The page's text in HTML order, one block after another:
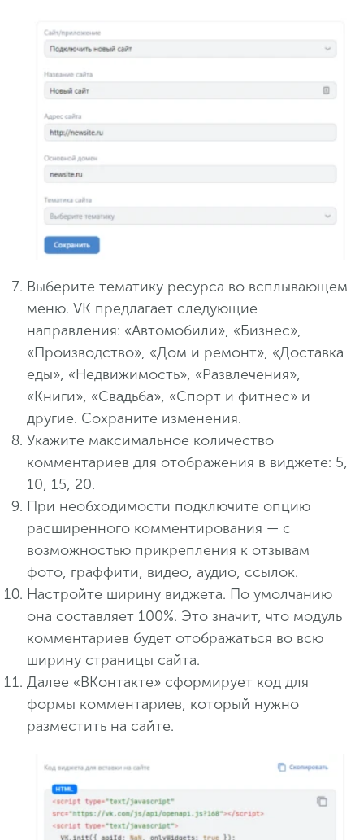
Выберите тематику ресурса во всплывающем
меню. VK предлагает следующие
направления: «Автомобили», «Бизнес»,
«Производство», «Дом и ремонт», «Доставка
еды», «Недвижимость», «Развлечения»,
«Книги», «Свадьба», «Спорт и фитнес» и
другие. Сохраните изменения.
Укажите максимальное количество
комментариев для отображения в виджете: 5,
10, 15, 20.
При необходимости подключите опцию
расширенного комментирования — с
возможностью прикрепления к отзывам
фото, граффити, видео, аудио, ссылок.
Настройте ширину виджета. По умолчанию
она составляет 100%. Это значит, что модуль
комментариев будет отображаться во всю
ширину страницы сайта.
Далее «ВКонтакте» сформирует код для
формы комментариев, который нужно
разместить на сайте.